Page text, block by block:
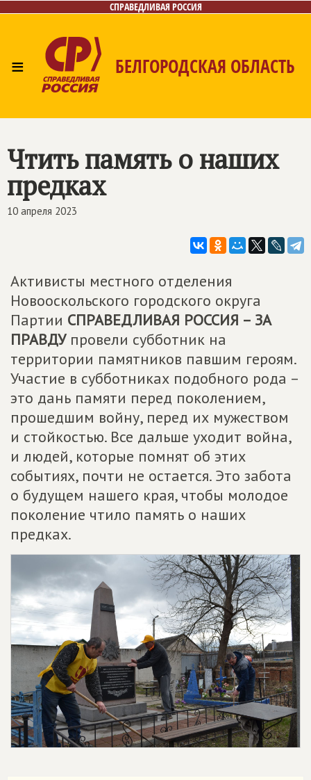
СПРАВЕДЛИВАЯ РОССИЯ
≡ БЕЛГОРОДСКАЯ ОБЛАСТЬ
Чтить память о наших
предках
10 апреля 2023
Активисты местного отделения
Новооскольского городского округа
Партии СПРАВЕДЛИВАЯ РОССИЯ – ЗА
ПРАВДУпровели субботник на
территории памятников павшим героям.
Участие в субботниках подобного рода –
это дань памяти перед поколением,
прошедшим войну, перед их мужеством
и стойкостью. Все дальше уходит война,
и людей, которые помнят об этих
событиях, почти не остается. Это забота
о будущем нашего края, чтобы молодое
поколение чтило память о наших
предках.